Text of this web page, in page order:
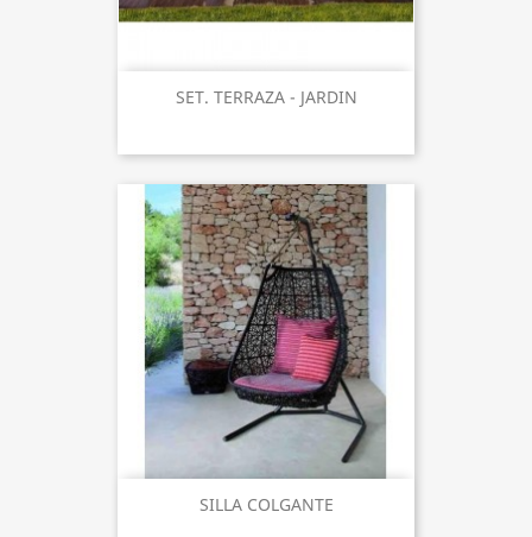
SET. TERRAZA - JARDIN
SILLA COLGANTE